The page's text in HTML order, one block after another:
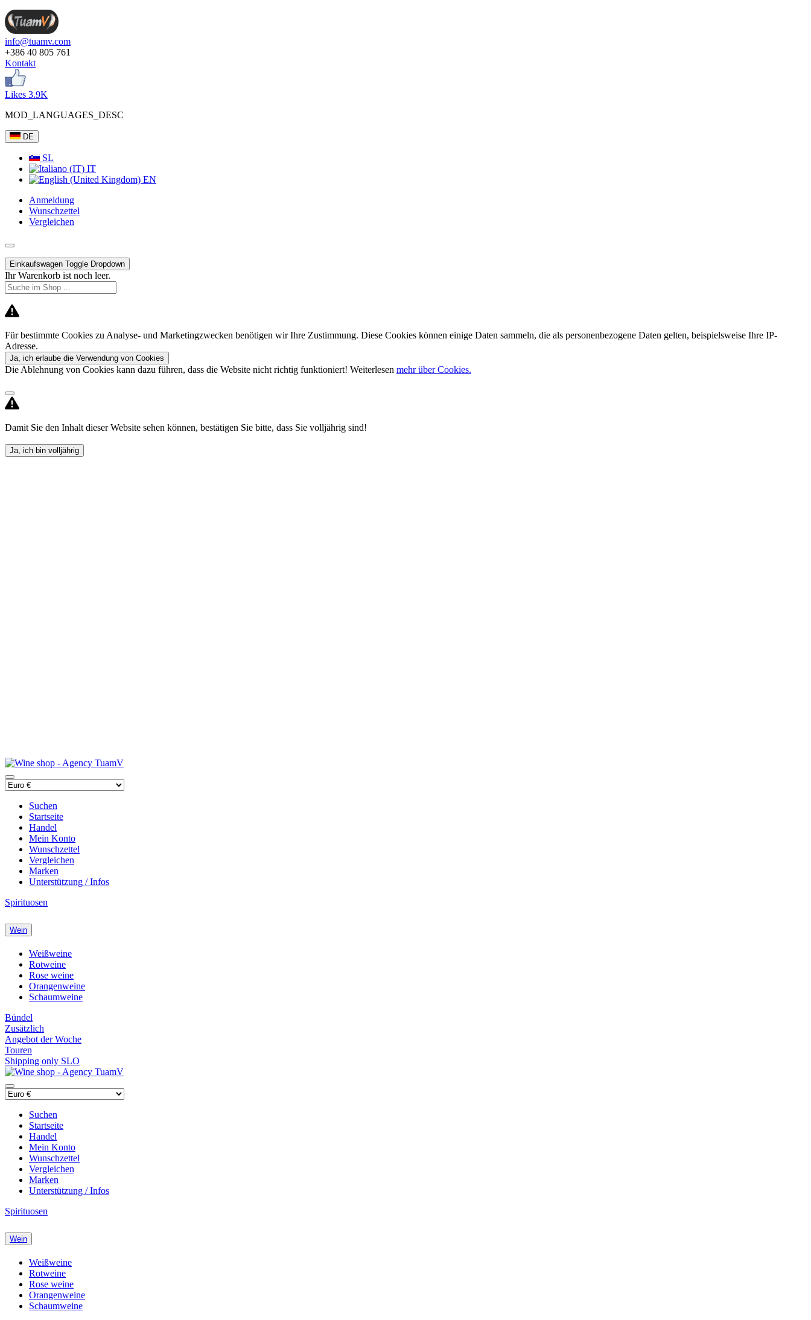
info@tuamv.com
+386 40 805 761
Kontakt
Likes 3.9K
MOD_LANGUAGES_DESC
DE
SL
IT
EN
Anmeldung
Wunschzettel
Vergleichen
Einkaufswagen Toggle Dropdown
Ihr Warenkorb ist noch leer.
Für bestimmte Cookies zu Analyse- und Marketingzwecken benötigen wir Ihre Zustimmung. Diese Cookies können einige Daten sammeln, die als personenbezogene Daten gelten, beispielsweise Ihre IP-
Adresse.
Ja, ich erlaube die Verwendung von Cookies
Die Ablehnung von Cookies kann dazu führen, dass die Website nicht richtig funktioniert! Weiterlesen mehr über Cookies.
Damit Sie den Inhalt dieser Website sehen können, bestätigen Sie bitte, dass Sie volljährig sind!
Ja, ich bin volljährig
Suchen
Startseite
Handel
Mein Konto
Wunschzettel
Vergleichen
Marken
Unterstützung / Infos
Spirituosen
Wein
Weißweine
Rotweine
Rose weine
Orangenweine
Schaumweine
Bündel
Zusätzlich
Angebot der Woche
Touren
Shipping only SLO
Suchen
Startseite
Handel
Mein Konto
Wunschzettel
Vergleichen
Marken
Unterstützung / Infos
Spirituosen
Wein
Weißweine
Rotweine
Rose weine
Orangenweine
Schaumweine